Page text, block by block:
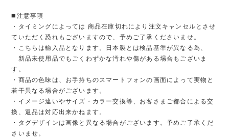
◼️注意事項
・タイミングによっては 商品在庫切れにより注文キャンセルとさせ
ていただく恐れもございますので、予めご了承くださいませ。
・こちらは輸入品となります。日本製とは検品基準が異なる為、
新品未使用品でもごくわずかな汚れや傷がある場合もございま
す。
・商品の色味は、お手持ちのスマートフォンの画面によって実物と
若干異なる場合がございます。
・イメージ違いやサイズ・カラー交換等、お客さまご都合による交
換、返品は対応出来かねます。
・タグデザインは画像と異なる場合がございます。予めご了承くだ
さいませ。